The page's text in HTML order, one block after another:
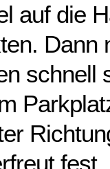
auf die
Dann
schnell